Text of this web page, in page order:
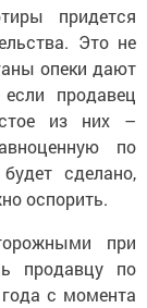
придется
Это не
опеки дают
продавец
из них –
по
сделано,
оспорить.
при
продавцу по
с момента